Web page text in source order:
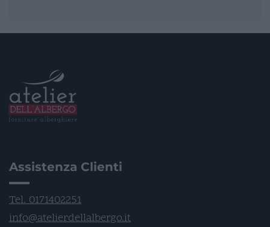
Assistenza Clienti
Tel. 0171402251
info@atelierdellalbergo.it